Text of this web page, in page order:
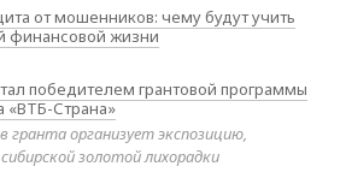
от мошенников: чему будут учить
финансовой жизни
победителем грантовой программы
«ВТБ-Страна»
организует экспозицию,
золотой лихорадки